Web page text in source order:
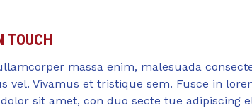
TOUCH
massa enim, malesuada
vel. Vivamus et tristique sem. Fusce in
sit amet, con duo secte tue adipiscing